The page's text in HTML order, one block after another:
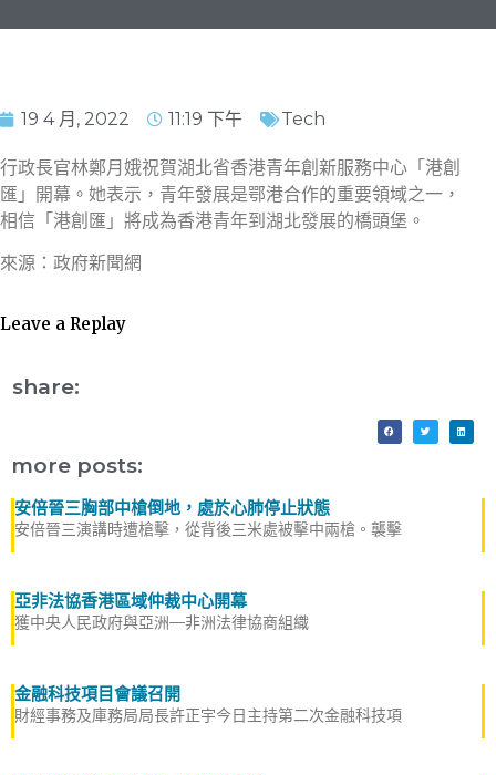
19 4 月, 2022 11:19 下午 Tech
行政長官林鄭月娥祝賀湖北省香港青年創新服務中心「港創
匯」開幕。她表示，青年發展是鄂港合作的重要領域之一，
相信「港創匯」將成為香港青年到湖北發展的橋頭堡。
來源：政府新聞網
Leave a Replay
share:
more posts:
安倍晉三胸部中槍倒地，處於心肺停止狀態
安倍晉三演講時遭槍擊，從背後三米處被擊中兩槍。襲擊
亞非法協香港區域仲裁中心開幕
獲中央人民政府與亞洲—非洲法律協商組織
金融科技項目會議召開
財經事務及庫務局局長許正宇今日主持第二次金融科技項